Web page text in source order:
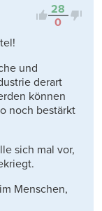
28
0
und
derart
können
noch bestärkt
sich mal vor,
Menschen,